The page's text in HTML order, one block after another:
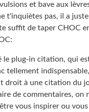
et bave aux
t'inquiètes pas, il a
suffit de taper CHOC
le plug-in citation, qui
tellement
droit à une citation du
de commentaires, on
vous inspirer ou